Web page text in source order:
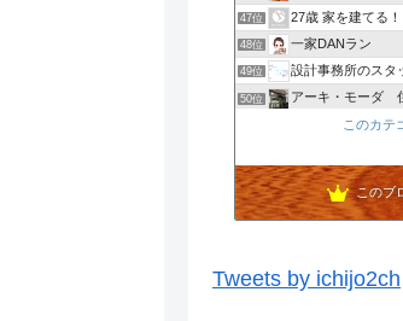
47位 27歳 家を建てる！
48位 一家DANラン
49位 設計事務所のスタ
50位 アーキ・モーダ
ＤＩＡＲＹ-ダイ
このカテ
このブ
Tweets by ichijo2ch